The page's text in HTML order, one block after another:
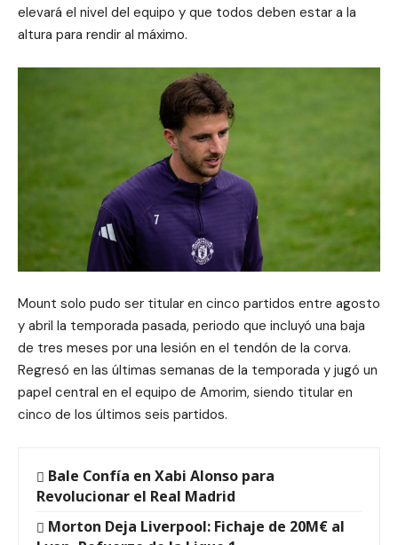
elevará el nivel del equipo y que todos deben estar a la
altura para rendir al máximo.
Mount solo pudo ser titular en cinco partidos entre agosto
y abril la temporada pasada, periodo que incluyó una baja
de tres meses por una lesión en el tendón de la corva.
Regresó en las últimas semanas de la temporada y jugó un
papel central en el equipo de Amorim, siendo titular en
cinco de los últimos seis partidos.
Bale Confía en Xabi Alonso para
Revolucionar el Real Madrid
Morton Deja Liverpool: Fichaje de 20M€ al